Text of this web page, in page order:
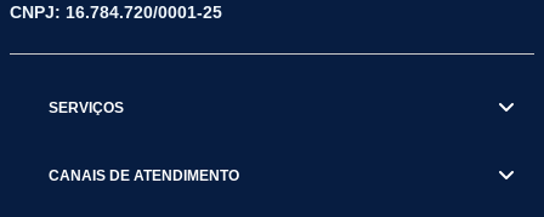
CNPJ: 16.784.720/0001-25
SERVIÇOS
CANAIS DE ATENDIMENTO